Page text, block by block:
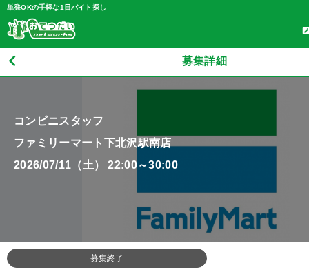
単発OKの手軽な1日バイト探し
募集詳細
コンビニスタッフ
ファミリーマート下北沢駅南店
2026/07/11（土） 22:00～30:00
募集終了